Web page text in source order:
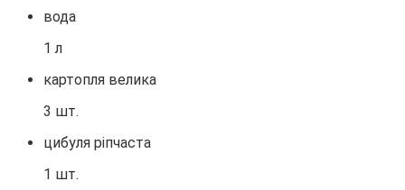
вода
1 л
картопля велика
3 шт.
цибуля ріпчаста
1 шт.